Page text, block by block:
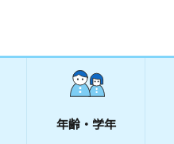
年齢・学年